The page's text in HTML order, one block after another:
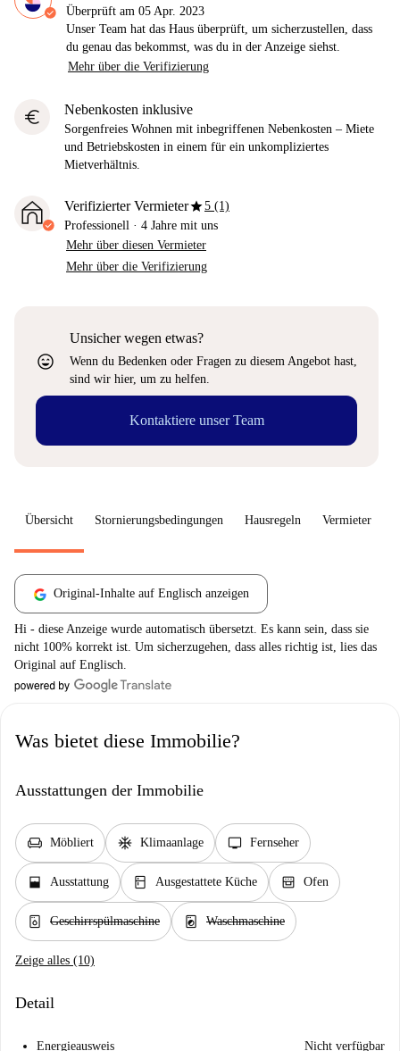
Überprüft am 05 Apr. 2023
Unser Team hat das Haus überprüft, um sicherzustellen, dass
du genau das bekommst, was du in der Anzeige siehst.
Mehr über die Verifizierung
euro Nebenkosten inklusive
Sorgenfreies Wohnen mit inbegriffenen Nebenkosten – Miete
und Betriebskosten in einem für ein unkompliziertes
Mietverhältnis.
Verifizierter Vermieterstar5 (1)
Professionell · 4 Jahre mit uns
Mehr über diesen Vermieter
Mehr über die Verifizierung
sentiment_very_satisfied
Unsicher wegen etwas?
Wenn du Bedenken oder Fragen zu diesem Angebot hast,
sind wir hier, um zu helfen.
Kontaktiere unser Team
Übersicht Stornierungsbedingungen Hausregeln Vermieter
Original-Inhalte auf Englisch anzeigen
Hi - diese Anzeige wurde automatisch übersetzt. Es kann sein, dass sie
nicht 100% korrekt ist. Um sicherzugehen, dass alles richtig ist, lies das
Original auf Englisch.
Was bietet diese Immobilie?
Ausstattungen der Immobilie
chair Möbliert ac_unit Klimaanlage tv Fernseher
window_open Ausstattung kitchen Ausgestattete Küche oven_gen Ofen
dishwasher_gen Geschirrspülmaschine local_laundry_service Waschmaschine
Zeige alles (10)
Detail
Energieausweis
Nicht verfügbar